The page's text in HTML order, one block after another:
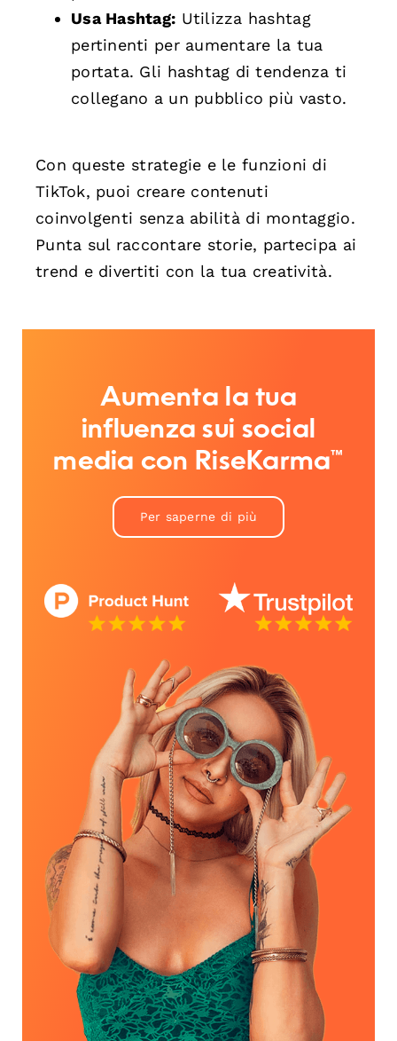
Usa Hashtag: Utilizza hashtag
pertinenti per aumentare la tua
portata. Gli hashtag di tendenza ti
collegano a un pubblico più vasto.
Con queste strategie e le funzioni di
TikTok, puoi creare contenuti
coinvolgenti senza abilità di montaggio.
Punta sul raccontare storie, partecipa ai
trend e divertiti con la tua creatività.
Aumenta la tua
influenza sui social
media con RiseKarma™
Per saperne di più